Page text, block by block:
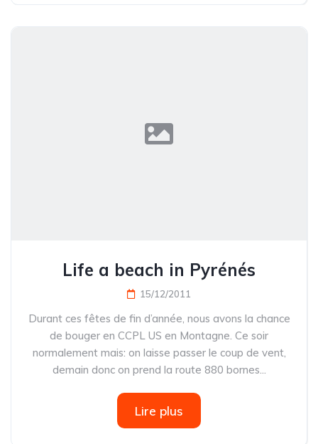
Life a beach in Pyrénés
15/12/2011
Durant ces fêtes de fin d’année, nous avons la chance
de bouger en CCPL US en Montagne. Ce soir
normalement mais: on laisse passer le coup de vent,
demain donc on prend la route 880 bornes...
Lire plus